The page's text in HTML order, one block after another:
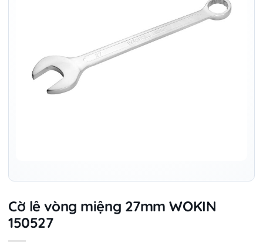
Cờ lê vòng miệng 27mm WOKIN
150527